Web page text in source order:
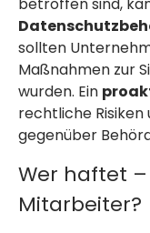
sollten
Maßnahmen zur
wurden. Ein
rechtliche
gegenüber
Wer haftet
Mitarbeiter?